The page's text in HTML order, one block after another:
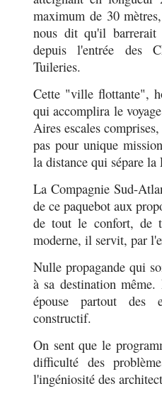
maximum de 30
nous dit qu'il barrerait
depuis l'entrée des
Tuileries.
Cette "ville flottante",
qui accomplira le
Aires escales
pas pour unique
la distance qui sépare
La Compagnie Sud-
de ce paquebot aux
de tout le confort, de
moderne, il servit, par
Nulle propagande qui
à sa destination
épouse partout des
constructif.
On sent que le
difficulté des
l'ingéniosité des